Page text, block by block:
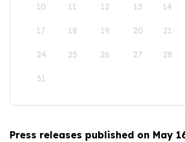
10 11 12 13 14
17 18 19 20 21
24 25 26 27 28
31
Press releases published on May